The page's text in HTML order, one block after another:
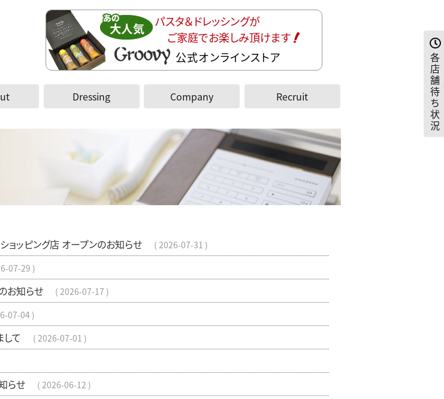
公式オンラインストア
パスタ＆ドレッシングが
ご家庭でお楽しみ頂けます
Dressing Company Recruit
各
店
舗
待
ち
状
況
ッピング店 オープンのお知らせ 2026-07-31
07-29
お知らせ 2026-07-17
07-04
て 2026-07-01
らせ 2026-06-12